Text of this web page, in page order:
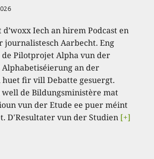
Iech an hirem Podcast en
journalistesch Aarbecht. Eng
Pilotprojet Alpha vun der
an der
huet fir vill Debatte gesuergt.
de Bildungsministère mat
vun der Etude ee puer méint
D'Resultater vun der Studien [+]